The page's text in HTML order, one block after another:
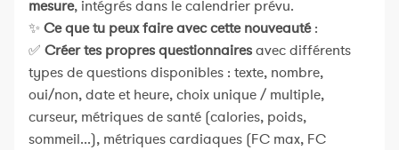
mesure, intégrés dans le calendrier prévu.
✨ Ce que tu peux faire avec cette nouveauté:
✅ Créer tes propres questionnairesavec différents
types de questions disponibles : texte, nombre,
oui/non, date et heure, choix unique / multiple,
curseur, métriques de santé (calories, poids,
sommeil...), métriques cardiaques (FC max, FC